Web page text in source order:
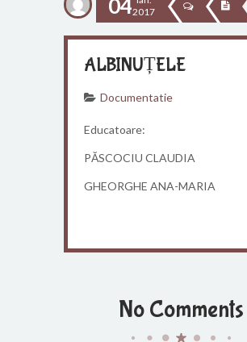
042017
ALBINUȚELE
Documentatie
Educatoare:
PĂSCOCIU CLAUDIA
GHEORGHE ANA-MARIA
No Comments